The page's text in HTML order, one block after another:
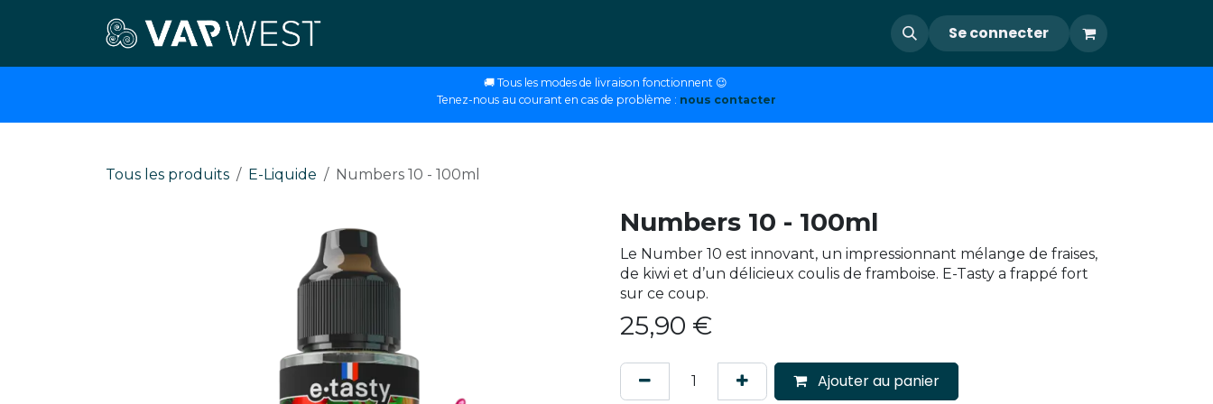
Se connecter
🚚 Tous les modes de livraison fonctionnent 😉
Tenez-nous au courant en cas de problème : nous contacter
Tous les produits E-Liquide Numbers 10 - 100ml
Numbers 10 - 100ml
Le Number 10 est innovant, un impressionnant mélange de fraises,
de kiwi et d’un délicieux coulis de framboise. E-Tasty a frappé fort
sur ce coup.
25,90 €
Ajouter au panier